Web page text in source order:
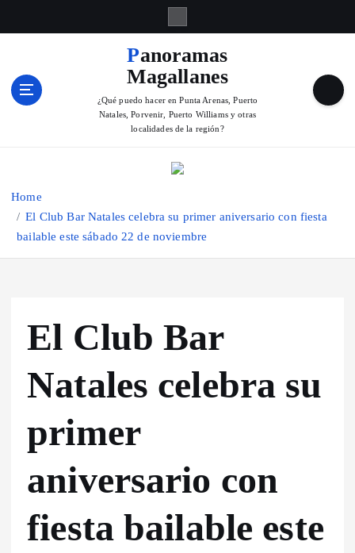
Panoramas
Magallanes
¿Qué puedo hacer en Punta Arenas, Puerto
Natales, Porvenir, Puerto Williams y otras
localidades de la región?
Home
El Club Bar Natales celebra su primer aniversario con fiesta
bailable este sábado 22 de noviembre
El Club Bar
Natales celebra su
primer
aniversario con
fiesta bailable este